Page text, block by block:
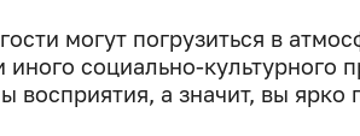
могут погрузиться в
социально-культурного
а значит, вы ярко